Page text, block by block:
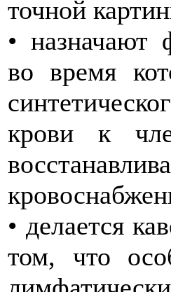
точной
• назначают
во время
крови к
• делается
том, что